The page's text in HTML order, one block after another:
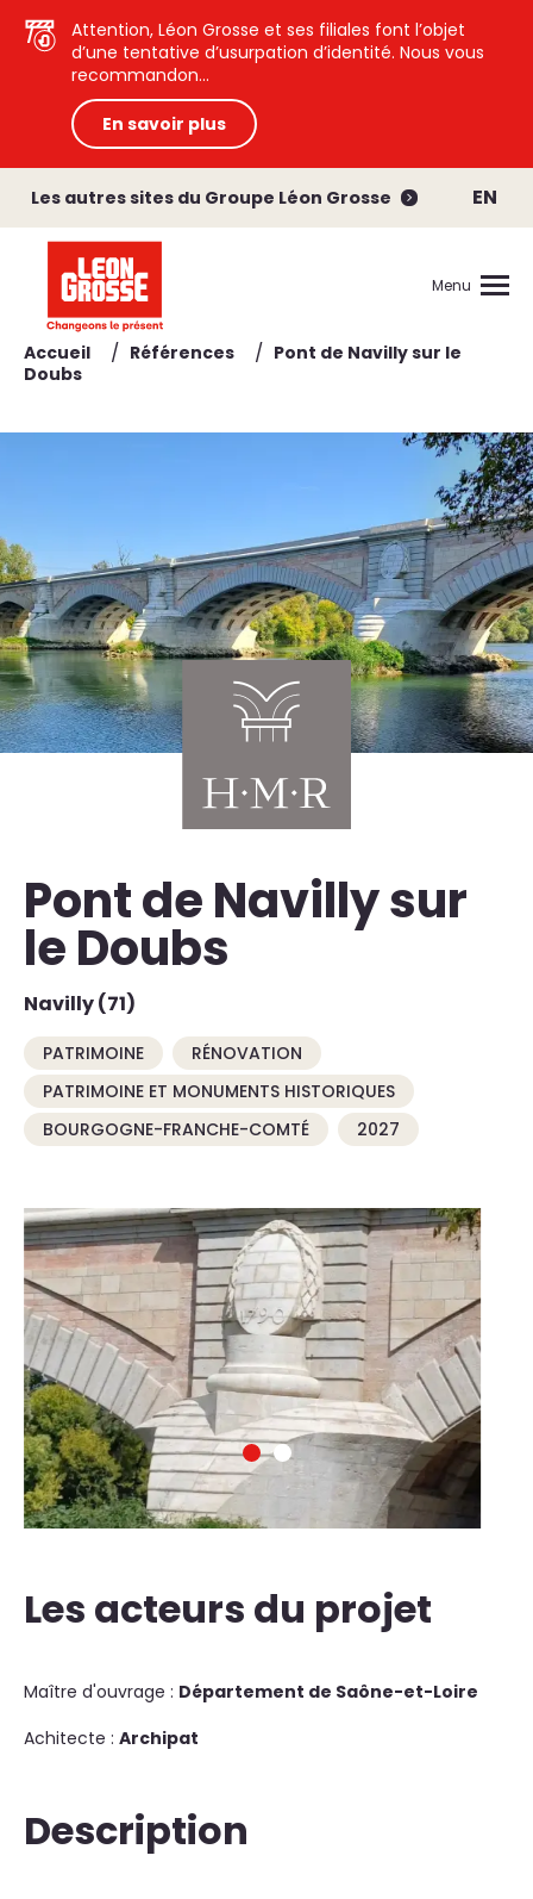
Attention, Léon Grosse et ses filiales font l’objet
d’une tentative d’usurpation d’identité. Nous vous
recommandon...
En savoir plus
Les autres sites du Groupe Léon Grosse EN
Menu
Accueil / Références / Pont de Navilly sur le
Doubs
Pont de Navilly sur
le Doubs
Navilly (71)
PATRIMOINE
RÉNOVATION
PATRIMOINE ET MONUMENTS HISTORIQUES
BOURGOGNE-FRANCHE-COMTÉ
2027
Les acteurs du projet
Maître d'ouvrage : Département de Saône-et-Loire
Achitecte : Archipat
Description